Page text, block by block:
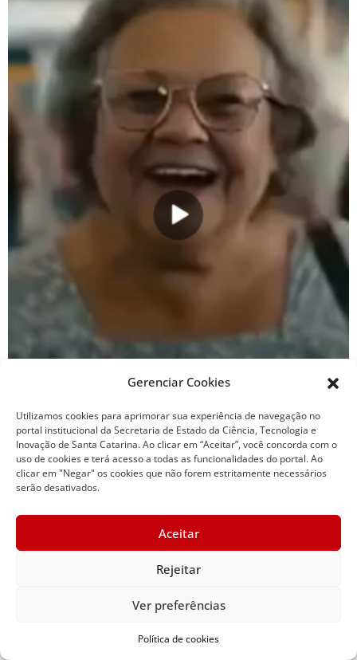
Gerenciar Cookies
Utilizamos cookies para aprimorar sua experiência de navegação no
portal institucional da Secretaria de Estado da Ciência, Tecnologia e
Inovação de Santa Catarina. Ao clicar em “Aceitar”, você concorda com o
uso de cookies e terá acesso a todas as funcionalidades do portal. Ao
clicar em "Negar" os cookies que não forem estritamente necessários
serão desativados.
Aceitar
Rejeitar
Ver preferências
Política de cookies